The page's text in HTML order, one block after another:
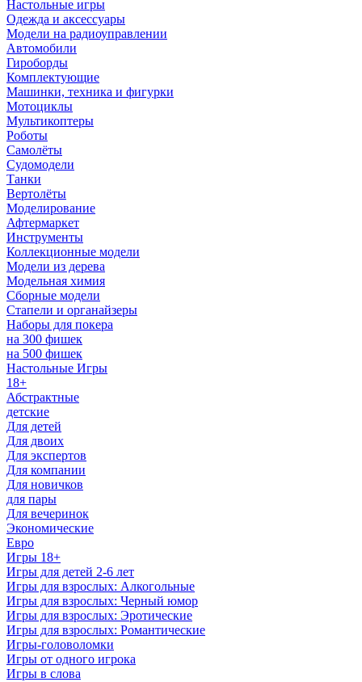
Настольные игры
Одежда и аксессуары
Модели на радиоуправлении
Автомобили
Гироборды
Комплектующие
Машинки, техника и фигурки
Мотоциклы
Мультикоптеры
Роботы
Самолёты
Судомодели
Танки
Вертолёты
Моделирование
Афтермаркет
Инструменты
Коллекционные модели
Модели из дерева
Модельная химия
Сборные модели
Стапели и органайзеры
Наборы для покера
на 300 фишек
на 500 фишек
Настольные Игры
18+
Абстрактные
детские
Для детей
Для двоих
Для экспертов
Для компании
Для новичков
для пары
Для вечеринок
Экономические
Евро
Игры 18+
Игры для детей 2-6 лет
Игры для взрослых: Алкогольные
Игры для взрослых: Черный юмор
Игры для взрослых: Эротические
Игры для взрослых: Романтические
Игры-головоломки
Игры от одного игрока
Игры в слова